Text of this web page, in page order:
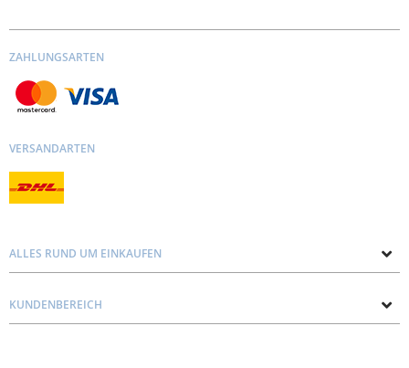
ZAHLUNGSARTEN
VERSANDARTEN
ALLES RUND UM EINKAUFEN
Kontakt mit uns
KUNDENBEREICH